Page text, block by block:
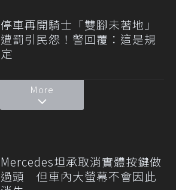
停車再開騎士「雙腳未著地」
遭罰引民怨！警回覆：這是規
定
More
Mercedes坦承取消實體按鍵做
過頭 但車內大螢幕不會因此